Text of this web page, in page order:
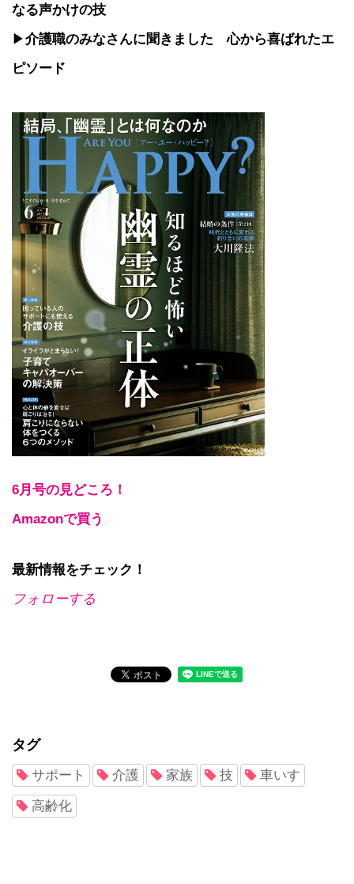
なる声かけの技
▶介護職のみなさんに聞きました 心から喜ばれたエ
ピソード
6月号の見どころ！
Amazonで買う
最新情報をチェック！
フォローする
タグ
サポート 介護 家族 技 車いす
高齢化